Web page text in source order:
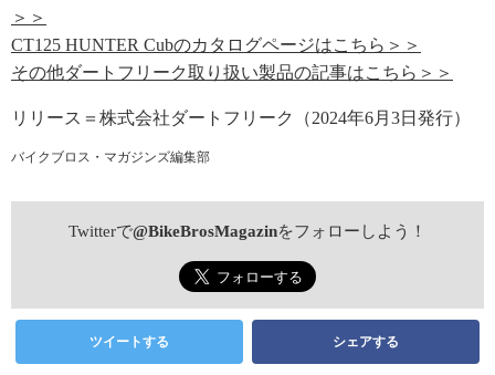
＞＞
CT125 HUNTER Cubのカタログページはこちら＞＞
その他ダートフリーク取り扱い製品の記事はこちら＞＞
リリース＝株式会社ダートフリーク（2024年6月3日発行）
バイクブロス・マガジンズ編集部
Twitterで@BikeBrosMagazinをフォローしよう！
ツイートする シェアする